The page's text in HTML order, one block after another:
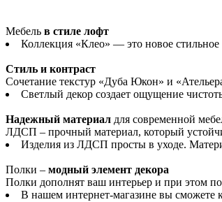
Мебель в стиле лофт
Коллекция «Клео» — это новое
Стиль и контраст
Сочетание текстур «Дуба Юкон» и
Светлый декор создает ощущение
Надежный материал для современной
ЛДСП – прочный материал, который
Изделия из ЛДСП просты в уходе.
Полки – модный элемент декора
Полки дополнят ваш интерьер и при этом
В нашем интернет-магазине вы